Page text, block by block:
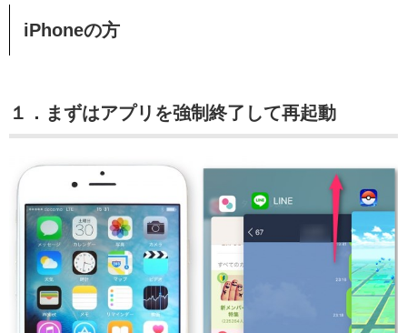
iPhoneの方
１．まずはアプリを強制終了して再起動